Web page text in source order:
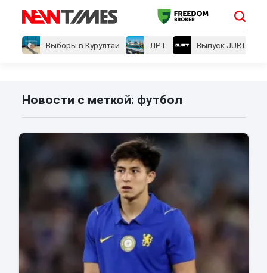
Выборы в Курултай ЛРТ Выпуск JURT
Новости с меткой: футбол